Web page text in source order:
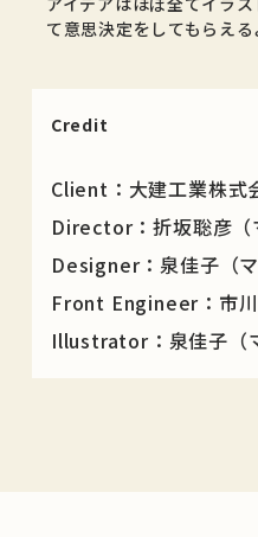
て意思決定をしてもらえる
Credit
Client：大建工業株式
Director：折坂聡彦（
Designer：泉佳子（マ
Front Engineer：市川
Illustrator：泉佳子（